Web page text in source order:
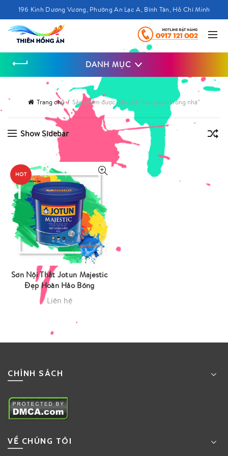
196 Kinh Dương Vương, Phường An Lạc A, Bình Tân, Hồ Chí Minh
DANH MỤC
Trang chủ Sản phẩm được gắn thẻ “sơn jotun trong nhà”
Show Sidebar
HOT
Sơn Nội Thất Jotun Majestic
Đẹp Hoàn Hảo Bóng
Liên hệ
CHÍNH SÁCH
VỀ CHÚNG TÔI